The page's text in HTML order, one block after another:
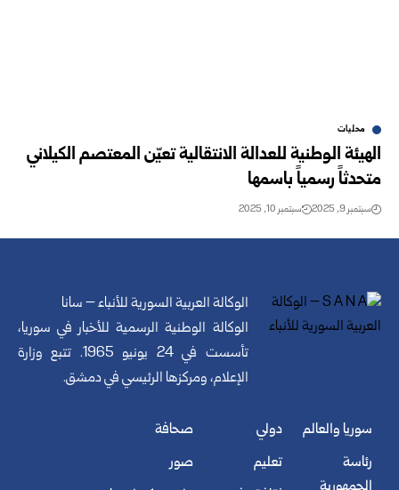
محليات
الهيئة الوطنية للعدالة الانتقالية تعيّن المعتصم الكيلاني
متحدثاً رسمياً باسمها
سبتمبر 9, 2025 سبتمبر 10, 2025
الوكالة العربية السورية للأنباء – سانا
الوكالة الوطنية الرسمية للأخبار في سوريا،
تأسست في 24 يونيو 1965. تتبع وزارة
الإعلام، ومركزها الرئيسي في دمشق.
سوريا والعالم
رئاسة
دولي
تعليم
صحافة
صور